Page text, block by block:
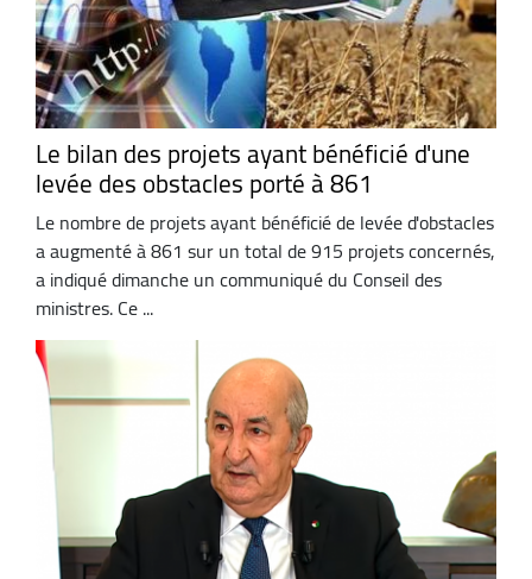
Le bilan des projets ayant bénéficié d'une
levée des obstacles porté à 861
Le nombre de projets ayant bénéficié de levée d'obstacles
a augmenté à 861 sur un total de 915 projets concernés,
a indiqué dimanche un communiqué du Conseil des
ministres. Ce ...